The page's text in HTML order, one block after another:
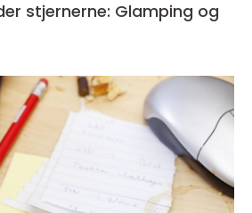
stjernerne: Glamping og